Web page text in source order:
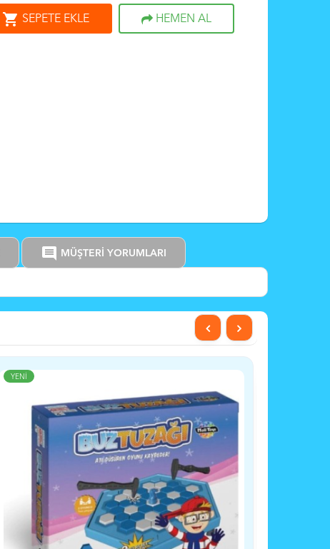
shopping_cart SEPETE EKLE HEMEN AL
comment MÜŞTERİ YORUMLARI